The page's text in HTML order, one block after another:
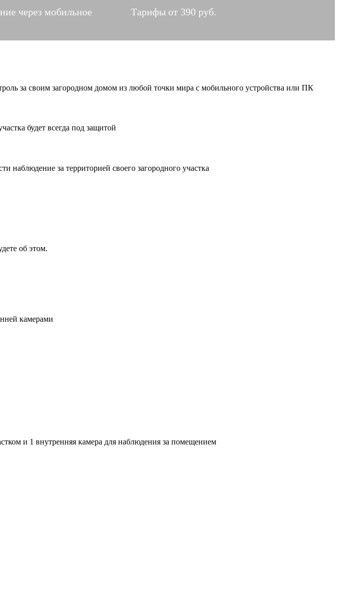
через мобильное
Тарифы от 390 руб.
за своим загородном домом из любой точки мира с мобильного устройства или ПК
будет всегда под защитой
за территорией своего загородного участка
об этом.
камерами
и 1 внутренняя камера для наблюдения за помещением